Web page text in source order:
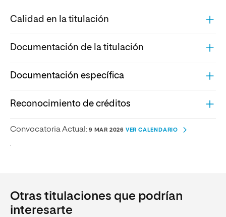
Calidad en la titulación
Documentación de la titulación
Documentación específica
Reconocimiento de créditos
Convocatoria Actual: 9 MAR 2026 VER CALENDARIO
Otras titulaciones que podrían
interesarte